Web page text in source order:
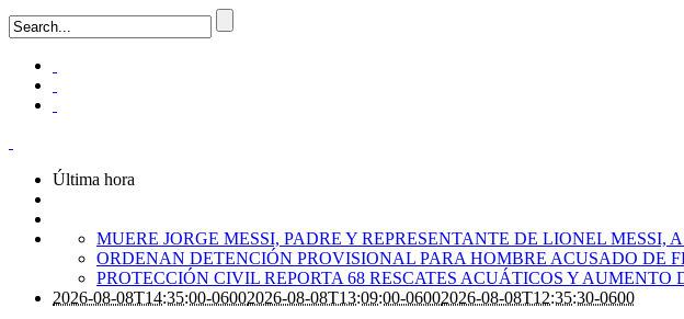
Última hora
MUERE JORGE MESSI, PADRE Y REPRESENTANTE DE LIONEL MESSI,
ORDENAN DETENCIÓN PROVISIONAL PARA HOMBRE ACUSADO DE
PROTECCIÓN CIVIL REPORTA 68 RESCATES ACUÁTICOS Y
2026-08-08T14:35:00-06002026-08-08T13:09:00-06002026-08-08T12:35:30-0600